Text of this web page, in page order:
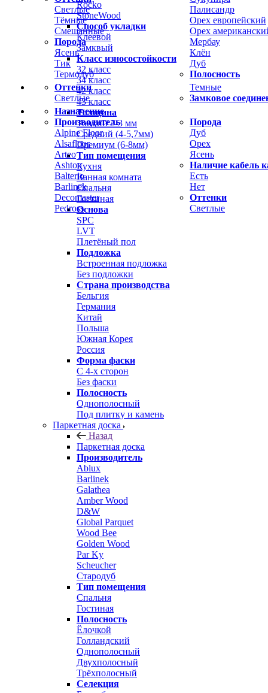
Светлые
Тёмные
Смешанные
Порода
Ясень
Тик
Термодуб
Палисандр
Орех европейский
Орех
Мербау
Клён
Дуб
Полосность
Оттенки
Светлые
Темные
Замковое
Назначение
Производитель
Alpine Floor
Alsafloor
Arteo
Ashton
Balterio
Barlinek
Decomaster
Pedross
Порода
Дуб
Орех
Ясень
Наличие кабель
Есть
Нет
Оттенки
Светлые
Rocko
StoneWood
Способ укладки
Клеевой
Замквый
Класс износостойкости
32 класс
34 класс
42 класс
43 класс
Толщина
Тонкий 2-3 мм
Средний (4-5,7мм)
Премиум (6-8мм)
Тип помещения
Кухня
Ванная комната
Спальня
Гостиная
Основа
SPC
LVT
Плетёный пол
Подложка
Встроенная подложка
Без подложки
Страна производства
Бельгия
Германия
Китай
Польша
Южная Корея
Россия
Форма фаски
С 4-х сторон
Без фаски
Полосность
Однополосный
Под плитку и камень
Паркетная доска
Назад
Паркетная доска
Производитель
Ablux
Barlinek
Galathea
Amber Wood
D&W
Global Parquet
Wood Bee
Golden Wood
Par Ky
Scheucher
Стародуб
Тип помещения
Спальня
Гостиная
Полосность
Ёлочкой
Голландский
Однополосный
Двухполосный
Трёхполосный
Селекция